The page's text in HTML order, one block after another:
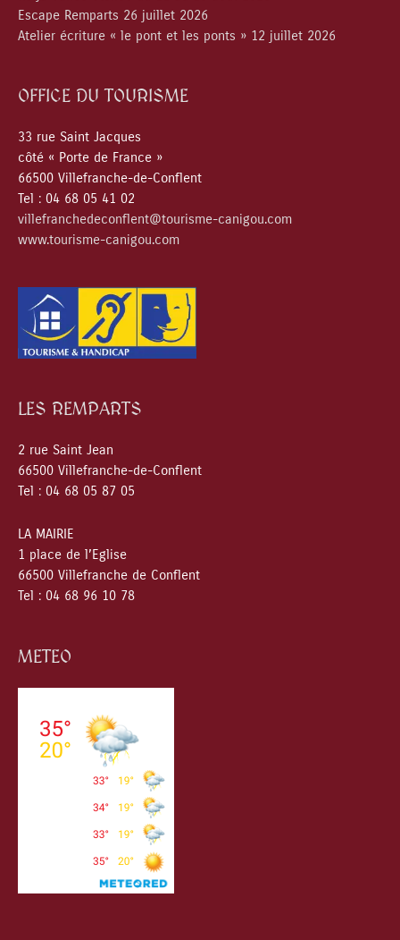
Escape Remparts 26 juillet 2026
Atelier écriture « le pont et les ponts » 12 juillet 2026
OFFICE DU TOURISME
33 rue Saint Jacques
côté « Porte de France »
66500 Villefranche-de-Conflent
Tel : 04 68 05 41 02
villefranchedeconflent@tourisme-canigou.com
www.tourisme-canigou.com
LES REMPARTS
2 rue Saint Jean
66500 Villefranche-de-Conflent
Tel : 04 68 05 87 05
LA MAIRIE
1 place de l’Eglise
66500 Villefranche de Conflent
Tel : 04 68 96 10 78
METEO